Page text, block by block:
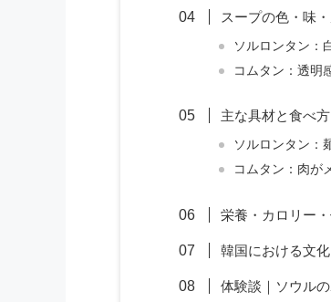
スープの色・味
ソルロンタン：
コムタン：透明
主な具材と食べ
ソルロンタン：
コムタン：肉が
栄養・カロリー
韓国における文
体験談｜ソウル